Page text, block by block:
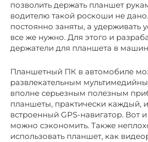
позволить держать планшет
водителю такой роскоши не
постоянно заняты, а удерживать
все же нужно. Для этого и
держатели для планшета в
Планшетный ПК в автомобиле
развлекательным
вполне серьезным полезным
планшеты, практически каждый,
встроенный GPS-навигатор. Вот
можно сэкономить. Также
использовать планшет, как